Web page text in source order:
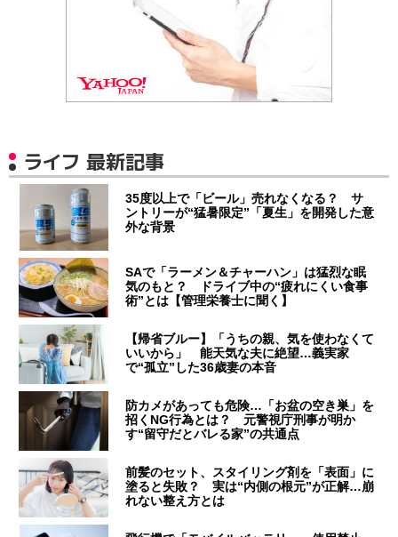
ライフ 最新記事
35度以上で「ビール」売れなくなる？ サ
ントリーが“猛暑限定”「夏生」を開発した意
外な背景
SAで「ラーメン＆チャーハン」は猛烈な眠
気のもと？ ドライブ中の“疲れにくい食事
術”とは【管理栄養士に聞く】
【帰省ブルー】「うちの親、気を使わなくて
いいから」 能天気な夫に絶望…義実家
で“孤立”した36歳妻の本音
防カメがあっても危険…「お盆の空き巣」を
招くNG行為とは？ 元警視庁刑事が明か
す“留守だとバレる家”の共通点
前髪のセット、スタイリング剤を「表面」に
塗ると失敗？ 実は“内側の根元”が正解…崩
れない整え方とは